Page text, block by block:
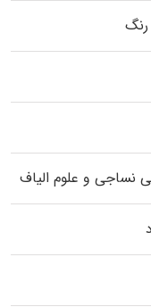
رنگ
نساجی و علوم الیاف